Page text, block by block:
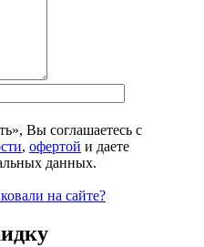
Вы соглашаетесь с
, офертой и даете
данных.
на сайте?